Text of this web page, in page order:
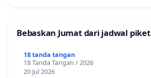
Bebaskan Jumat dari jadwal piket
18 tanda tangan
18 Tanda Tangan / 2026
20 Jul 2026